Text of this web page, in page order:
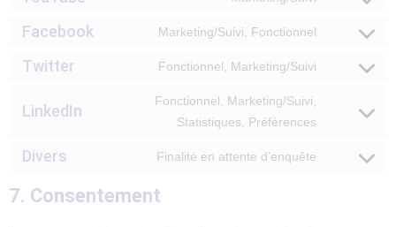
Facebook Marketing/Suivi, Fonctionnel
Twitter Fonctionnel, Marketing/Suivi
LinkedIn
Fonctionnel, Marketing/Suivi,
Statistiques, Préférences
Divers Finalité en attente d’enquête
7. Consentement